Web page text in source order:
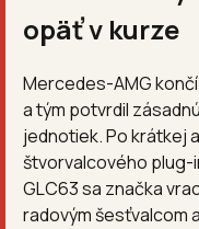
opäť v kurze
Mercedes-AMG
a tým potvrdil
jednotiek. Po krátkej
štvorvalcového plug-
GLC63 sa značka
radovým šesťvalcom